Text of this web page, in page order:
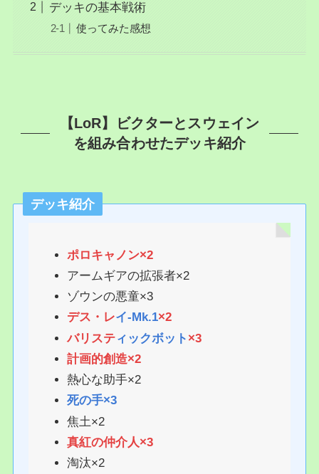
デッキの基本戦術
使ってみた感想
【LoR】ビクターとスウェイン
を組み合わせたデッキ紹介
デッキ紹介
ポロキャノン×2
アームギアの拡張者×2
ゾウンの悪童×3
デス・レイ‐Mk.1×2
バリスティックボット ×3
計画的創造×2
熱心な助手×2
死の手×3
焦土×2
真紅の仲介人×3
淘汰×2